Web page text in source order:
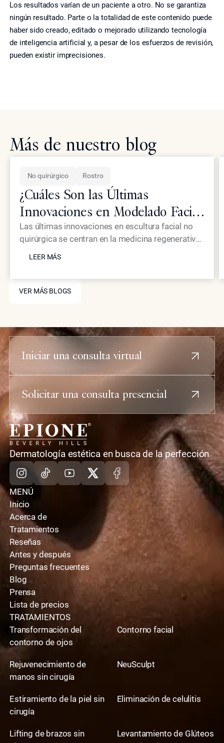
Los resultados varían de un paciente a otro. No se garantiza
ningún resultado. Parte o la totalidad de este contenido puede
haber sido creado, editado o mejorado utilizando tecnología
de inteligencia artificial y, a pesar de los esfuerzos de revisión,
pueden existir imprecisiones.
Más de nuestro blog
VER MÁS BLOGS
VER MÁS BLOGS
No quirúrgico Rostro
¿Cuáles Son las Últimas
Innovaciones en Modelado Facial
No Quirúrgico para Pacientes de
Élite?
Las últimas innovaciones en escultura facial no
quirúrgica se centran en la medicina regenerativa
y en dispositivos de energía de alta precisión que
tratamientos exclusivos como Coolaser y
rejuvenecimiento cutáneo prácticamente sin
tiempo de recuperación ni cicatrices.
LEER MÁS
LEER MÁS
Iniciar una consulta virtual
Solicitar una consulta presencial
casa
Dermatología estética en busca de la perfección
Instagram
TikTokYoutube
X Facebook
MENÚ
Inicio
Acerca de
Tratamientos
Reseñas
Antes y después
Preguntas frecuentes
Blog
Prensa
Lista de precios
TRATAMIENTOS
Transformación del
contorno de ojos
Contorno facial
Rejuvenecimiento de
manos sin cirugía
NeuSculpt
Estiramiento de la piel sin
cirugía
Eliminación de celulitis
Lifting de brazos sin
Levantamiento de Glúteos